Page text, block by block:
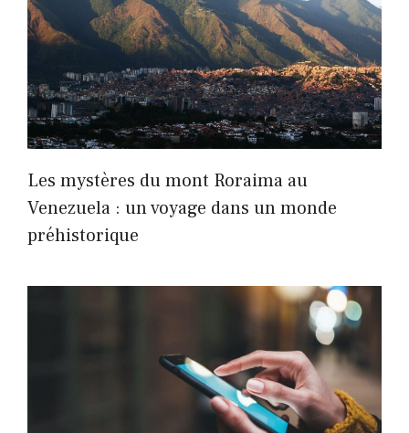
Les mystères du mont Roraima au
Venezuela : un voyage dans un monde
préhistorique